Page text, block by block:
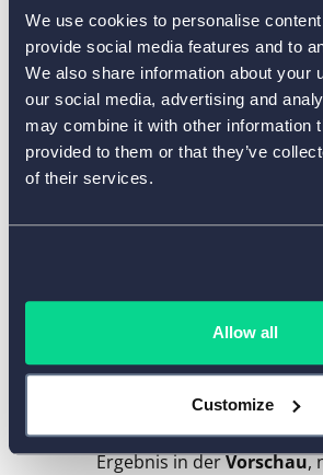
We use cookies to personalise
provide social media features and to
We also share information about your
our social media, advertising and
may combine it with other information
provided to them or that they’ve
of their services.
Allow all
Customize
von Formularfeldern zur
Formular-Designerist ein
Designtool, mit dem Sie
Schaltflächenstil,
andere
können. Schon beim
Schieberegler werden Sie
und ohne Aufwand ein
Urlaubsantragsformular!
3
Falls Sie Ihr Logo
Sie das Element
wo Ihr Logo angezeigt
Sie ein Bild hoch.
Ergebnis in derVorschau,